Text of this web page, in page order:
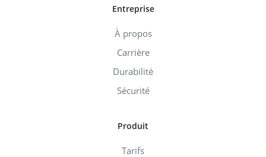
Entreprise
À propos
Carrière
Durabilité
Sécurité
Produit
Tarifs